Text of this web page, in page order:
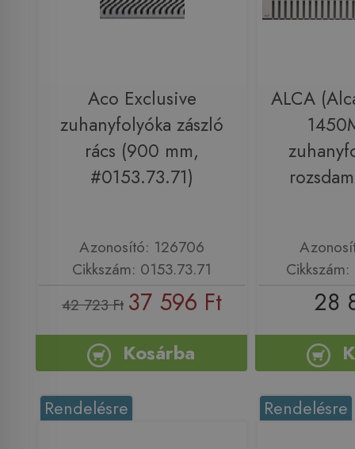
Aco Exclusive
zuhanyfolyóka zászló
rács (900 mm,
#0153.73.71)
Azonosító: 126706
Cikkszám: 0153.73.71
42 723 Ft 37 596 Ft
Kosárba
ALCA
28
Rendelésre Rendelésre